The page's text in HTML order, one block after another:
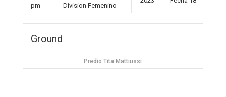
pm
Division Femenino
Ground
Predio Tita Mattiussi